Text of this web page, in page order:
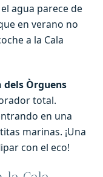
agua parece de
en verano no
a la Cala
Òrguens
total.
en una
marinas. ¡Una
con el eco!